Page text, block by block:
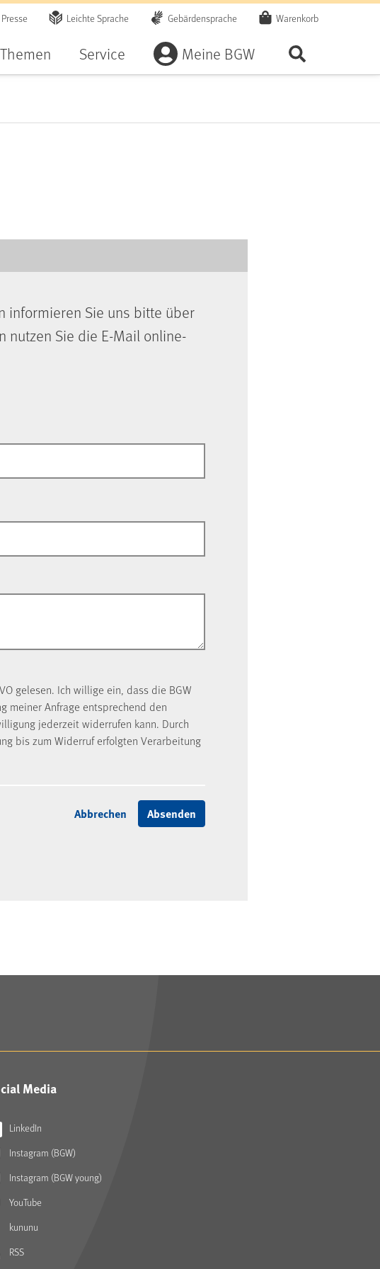
Presse Leichte Sprache Gebärdensprache Warenkorb
Themen Service Meine BGW
informieren Sie uns bitte über
nutzen Sie die E-Mail online-
gelesen. Ich willige ein, dass die BGW
meiner Anfrage entsprechend den
jederzeit widerrufen kann. Durch
bis zum Widerruf erfolgten Verarbeitung
Media
LinkedIn
Instagram (BGW)
Instagram (BGW young)
YouTube
kununu
RSS